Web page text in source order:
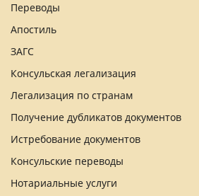
Переводы
Апостиль
ЗАГС
Консульская легализация
Легализация по странам
Получение дубликатов документов
Истребование документов
Консульские переводы
Нотариальные услуги